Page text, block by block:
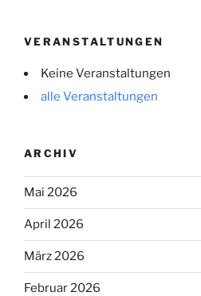
VERANSTALTUNGEN
Keine Veranstaltungen
alle Veranstaltungen
ARCHIV
Mai 2026
April 2026
März 2026
Februar 2026